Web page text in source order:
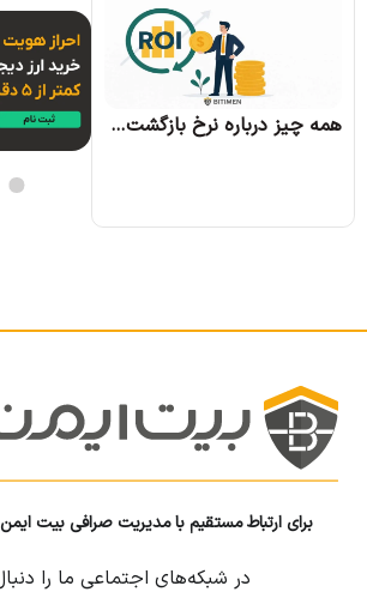
همه چیز درباره نرخ بازگشت سرمایه و نحوه محاسبه آن
برای ارتباط مستقیم با مدیریت صرافی بیت ایمن
در شبکه‌های اجتماعی ما را